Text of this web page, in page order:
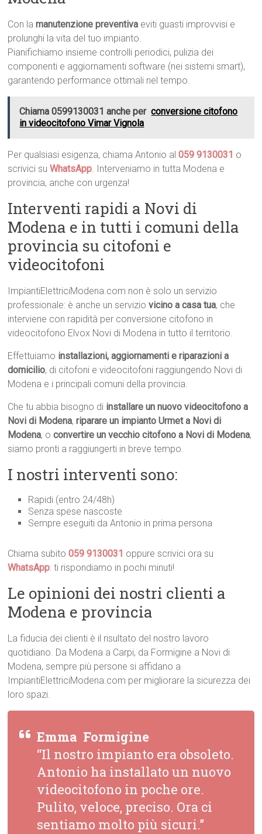
Con lamanutenzione preventiva eviti guasti improvvisi e
prolunghi la vita del tuo impianto.
Pianifichiamo insieme controlli periodici, pulizia dei
componenti e aggiornamenti software (nei sistemi smart),
garantendo performance ottimali nel tempo.
Chiama 0599130031 anche per conversione citofono
in videocitofono Vimar Vignola
Per qualsiasi esigenza, chiama Antonio al059 9130031 o
scrivici suWhatsApp. Interveniamo in tutta Modena e
provincia, anche con urgenza!
Interventi rapidi a Novi di
Modena e in tutti i comuni della
provincia su citofoni e
videocitofoni
ImpiantiElettriciModena.com non è solo un servizio
professionale: è anche un serviziovicino a casa tua, che
interviene con rapidità per conversione citofono in
videocitofono Elvox Novi di Modena in tutto il territorio.
Effettuiamo installazioni, aggiornamenti e riparazioni a
domicilio, di citofoni e videocitofoni raggiungendo Novi di
Modena e i principali comuni della provincia.
Che tu abbia bisogno di installare un nuovo videocitofono a
Novi di Modena,riparare un impianto Urmet a Novi di
Modena, oconvertire un vecchio citofono a Novi di Modena,
siamo pronti a raggiungerti in breve tempo.
I nostri interventi sono:
Rapidi (entro 24/48h)
Senza spese nascoste
Sempre eseguiti da Antonio in prima persona
Chiama subito059 9130031 oppure scrivici ora su
WhatsApp: ti rispondiamo in pochi minuti!
Le opinioni dei nostri clienti a
Modena e provincia
La fiducia dei clienti è il risultato del nostro lavoro
quotidiano. Da Modena a Carpi, da Formigine a Novi di
Modena, sempre più persone si affidano a
ImpiantiElettriciModena.com per migliorare la sicurezza dei
loro spazi.
Emma  Formigine
“Il nostro impianto era obsoleto.
Antonio ha installato un nuovo
videocitofono in poche ore.
Pulito, veloce, preciso. Ora ci
sentiamo molto più sicuri.”